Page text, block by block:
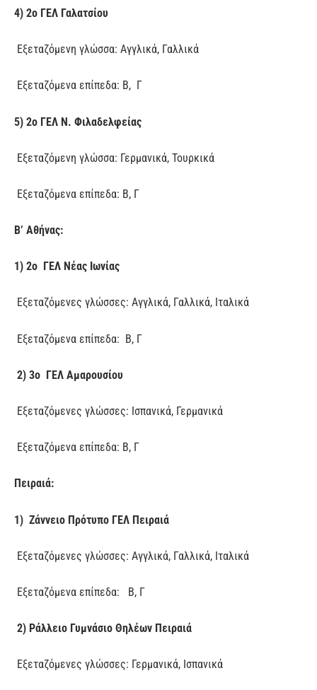
4) 2ο ΓΕΛ Γαλατσίου
Εξεταζόμενη γλώσσα: Αγγλικά, Γαλλικά
Εξεταζόμενα επίπεδα: Β, Γ
5) 2ο ΓΕΛ Ν. Φιλαδελφείας
Εξεταζόμενη γλώσσα: Γερμανικά, Τουρκικά
Εξεταζόμενα επίπεδα: Β, Γ
Β’ Αθήνας:
1) 2ο ΓΕΛ Νέας Ιωνίας
Εξεταζόμενες γλώσσες: Αγγλικά, Γαλλικά, Ιταλικά
Εξεταζόμενα επίπεδα: Β, Γ
2) 3ο ΓΕΛ Αμαρουσίου
Εξεταζόμενες γλώσσες: Ισπανικά, Γερμανικά
Εξεταζόμενα επίπεδα: Β, Γ
Πειραιά:
1) Ζάννειο Πρότυπο ΓΕΛ Πειραιά
Εξεταζόμενες γλώσσες: Αγγλικά, Γαλλικά, Ιταλικά
Εξεταζόμενα επίπεδα: Β, Γ
2) Ράλλειο Γυμνάσιο Θηλέων Πειραιά
Εξεταζόμενες γλώσσες: Γερμανικά, Ισπανικά